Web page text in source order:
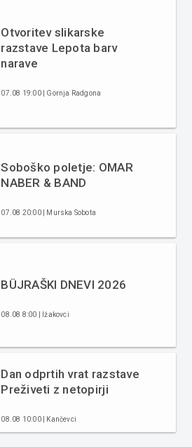
Otvoritev slikarske
razstave Lepota barv
narave
07.08 19:00 | Gornja Radgona
Soboško poletje: OMAR
NABER & BAND
07.08 20:00 | Murska Sobota
BÜJRAŠKI DNEVI 2026
08.08 8:00 | Ižakovci
Dan odprtih vrat razstave
Preživeti z netopirji
08.08 10:00 | Kančevci